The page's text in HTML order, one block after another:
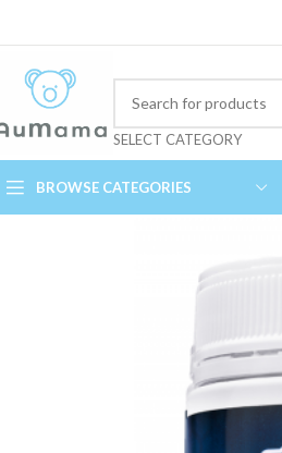
SELECT CATEGORY
BROWSE CATEGORIES